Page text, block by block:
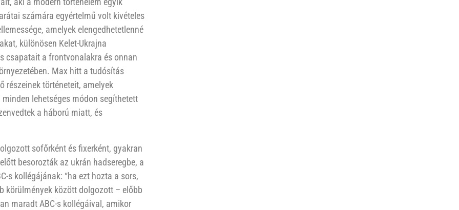
számára egyértelmű volt kivételes
amelyek elengedhetetlenné
különösen Kelet-Ukrajna
csapatait a frontvonalakra és onnan
Max hitt a tudósítás
részeinek történeteit, amelyek
lehetséges módon segíthetett
a háború miatt, és
sofőrként és fixerként, gyakran
besorozták az ukrán hadseregbe, a
s kollégájának: “ha ezt hozta a sors,
körülmények között dolgozott – előbb
maradt ABC-s kollégáival, amikor